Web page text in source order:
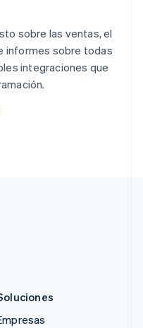
sobre las ventas, el
informes sobre todas
integraciones que